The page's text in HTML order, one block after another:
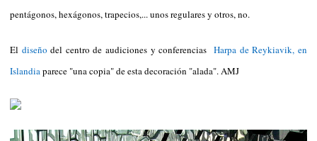
pentágonos, hexágonos, trapecios,... unos regulares y otros, no.
El diseño del centro de audiciones y conferenciasHarpa de Reykiavik, en
Islandiaparece "una copia" de esta decoración "alada". AMJ